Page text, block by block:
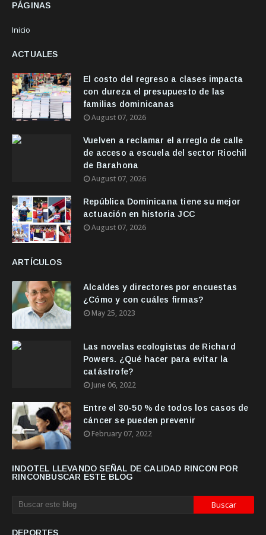
PÁGINAS
Inicio
ACTUALES
El costo del regreso a clases impacta
con dureza el presupuesto de las
familias dominicanas
August 07, 2026
Vuelven a reclamar el arreglo de calle
de acceso a escuela del sector Riochil
de Barahona
August 07, 2026
República Dominicana tiene su mejor
actuación en historia JCC
August 07, 2026
ARTÍCULOS
Alcaldes y directores por encuestas
¿Cómo y con cuáles firmas?
May 25, 2023
Las novelas ecologistas de Richard
Powers. ¿Qué hacer para evitar la
catástrofe?
June 06, 2022
Entre el 30-50 % de todos los casos de
cáncer se pueden prevenir
February 07, 2022
INDOTEL LLEVANDO SEÑAL DE CALIDAD RINCON POR
RINCONBUSCAR ESTE BLOG
DEPORTES